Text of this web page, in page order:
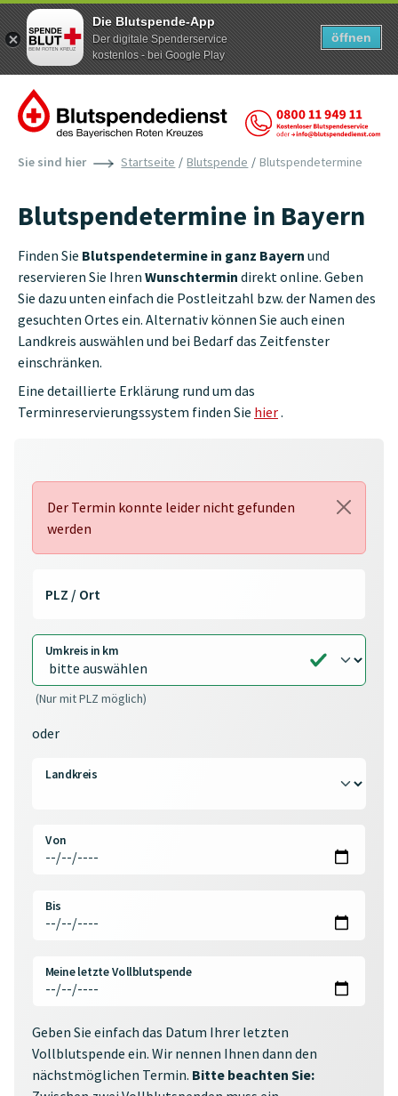
Die Blutspende-App
Der digitale Spenderservice
kostenlos - bei Google Play
öffnen
Zum Inhalt der Seite springen
Sie sind hier Startseite Blutspende Blutspendetermine
Blutspendetermine in Bayern
Finden Sie Blutspendetermine in ganz Bayern und
reservieren Sie Ihren Wunschtermin direkt online. Geben
Sie dazu unten einfach die Postleitzahl bzw. der Namen des
gesuchten Ortes ein. Alternativ können Sie auch einen
Landkreis auswählen und bei Bedarf das Zeitfenster
einschränken.
Eine detaillierte Erklärung rund um das
Terminreservierungssystem finden Sie hier.
Der Termin konnte leider nicht gefunden
werden
PLZ / Ort
Umkreis in km
(Nur mit PLZ möglich)
oder
Landkreis
Von
Bis
Meine letzte Vollblutspende
Geben Sie einfach das Datum Ihrer letzten
Vollblutspende ein. Wir nennen Ihnen dann den
nächstmöglichen Termin. Bitte beachten Sie: